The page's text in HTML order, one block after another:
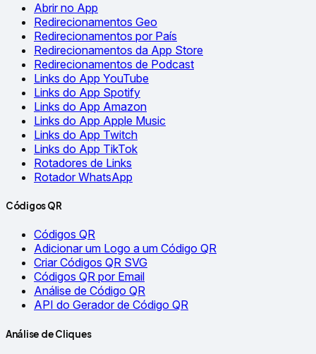
Abrir no App
Redirecionamentos Geo
Redirecionamentos por País
Redirecionamentos da App Store
Redirecionamentos de Podcast
Links do App YouTube
Links do App Spotify
Links do App Amazon
Links do App Apple Music
Links do App Twitch
Links do App TikTok
Rotadores de Links
Rotador WhatsApp
Códigos QR
Códigos QR
Adicionar um Logo a um Código QR
Criar Códigos QR SVG
Códigos QR por Email
Análise de Código QR
API do Gerador de Código QR
Análise de Cliques